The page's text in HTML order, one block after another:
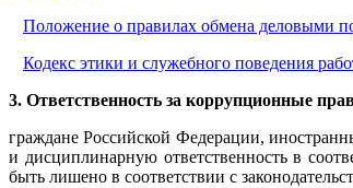
Положение о правилах обмена деловыми
Кодекс этики и служебного поведения
3. Ответственность за коррупционные
граждане Российской Федерации,
и дисциплинарную ответственность в
быть лишено в соответствии с